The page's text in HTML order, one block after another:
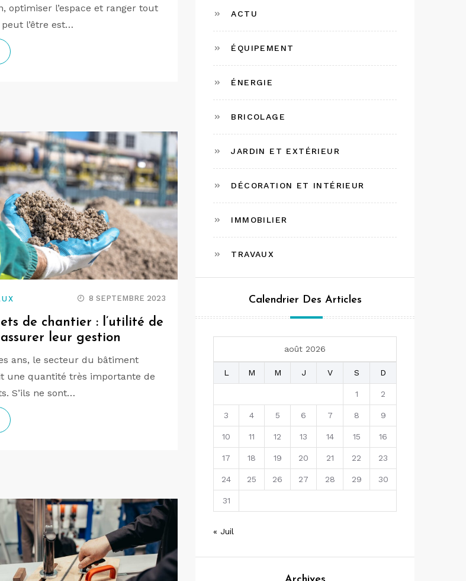
optimiser l’espace et ranger tout
l’être est…
8 SEPTEMBRE 2023
de chantier : l’utilité de
leur gestion
ans, le secteur du bâtiment
une quantité très importante de
S’ils ne sont…
ACTU
ÉQUIPEMENT
ÉNERGIE
BRICOLAGE
JARDIN ET EXTÉRIEUR
DÉCORATION ET INTÉRIEUR
IMMOBILIER
TRAVAUX
Calendrier Des Articles
août 2026
L M M J V S D
1 2
3 4 5 6 7 8 9
10 11 12 13 14 15 16
17 18 19 20 21 22 23
24 25 26 27 28 29 30
31
« Juil